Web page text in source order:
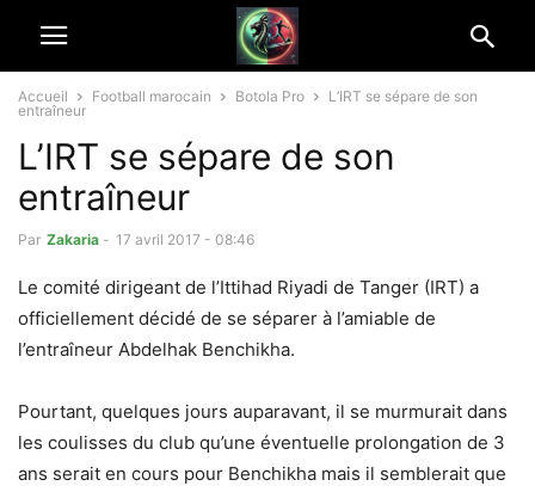
Accueil Football marocain Botola Pro
L’IRT se sépare de son
entraîneur
L’IRT se sépare de son
entraîneur
Par Zakaria - 17 avril 2017 - 08:46
Le comité dirigeant de l’Ittihad Riyadi de Tanger (IRT) a
officiellement décidé de se séparer à l’amiable de
l’entraîneur Abdelhak Benchikha.
Pourtant, quelques jours auparavant, il se murmurait dans
les coulisses du club qu’une éventuelle prolongation de 3
ans serait en cours pour Benchikha mais il semblerait que